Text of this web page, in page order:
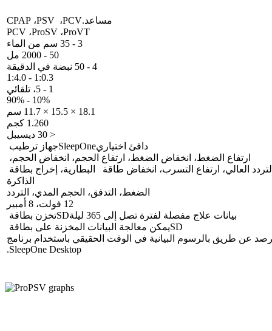
CPAP ، ‏PSV ، ‏PCVمساعد.
PCV ، ‏ProSV ، ‏ProVT
3 - 35 سم من الماء
50 - 2000 مل
4 - 50 نبضة في الدقيقة
1:0.3 - 1:4.0
1 - 5، تلقائي
10% - 90%
18.1 × 15.5 × 11.7 سم
1.260 كجم
< 30 ديسيبل
جهاز ترطيبSleepOneدافئ اختياري
ارتفاع الضغط، انخفاض الضغط، ارتفاع الحجم، انخفاض الحجم،
العالي، ارتفاع التسرب، انخفاض طاقة البطارية، إخراج بطاقة
الذاكرة
الضغط، التدفق، الحجم المدي، التردد
12 فولت، 8 أمبير
تخزن بطاقةSD
بيانات علاج مفصلة لفترة تصل إلى 365 ليلة
يمكن معالجة البيانات المخزنة على بطاقةSD
عن طريق بالرسوم البيانية في الوقت الحقيقي باستخدام برنامج
SleepOne Desktop
.